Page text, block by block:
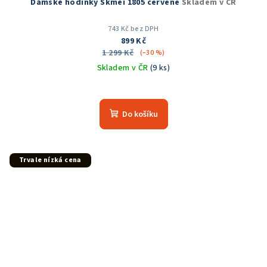
743 Kč bez DPH
899 Kč
1 299 Kč
(–30 %)
Skladem v ČR (9 ks)
hodnocení
produktu
Do košíku
Trvale nízká cena